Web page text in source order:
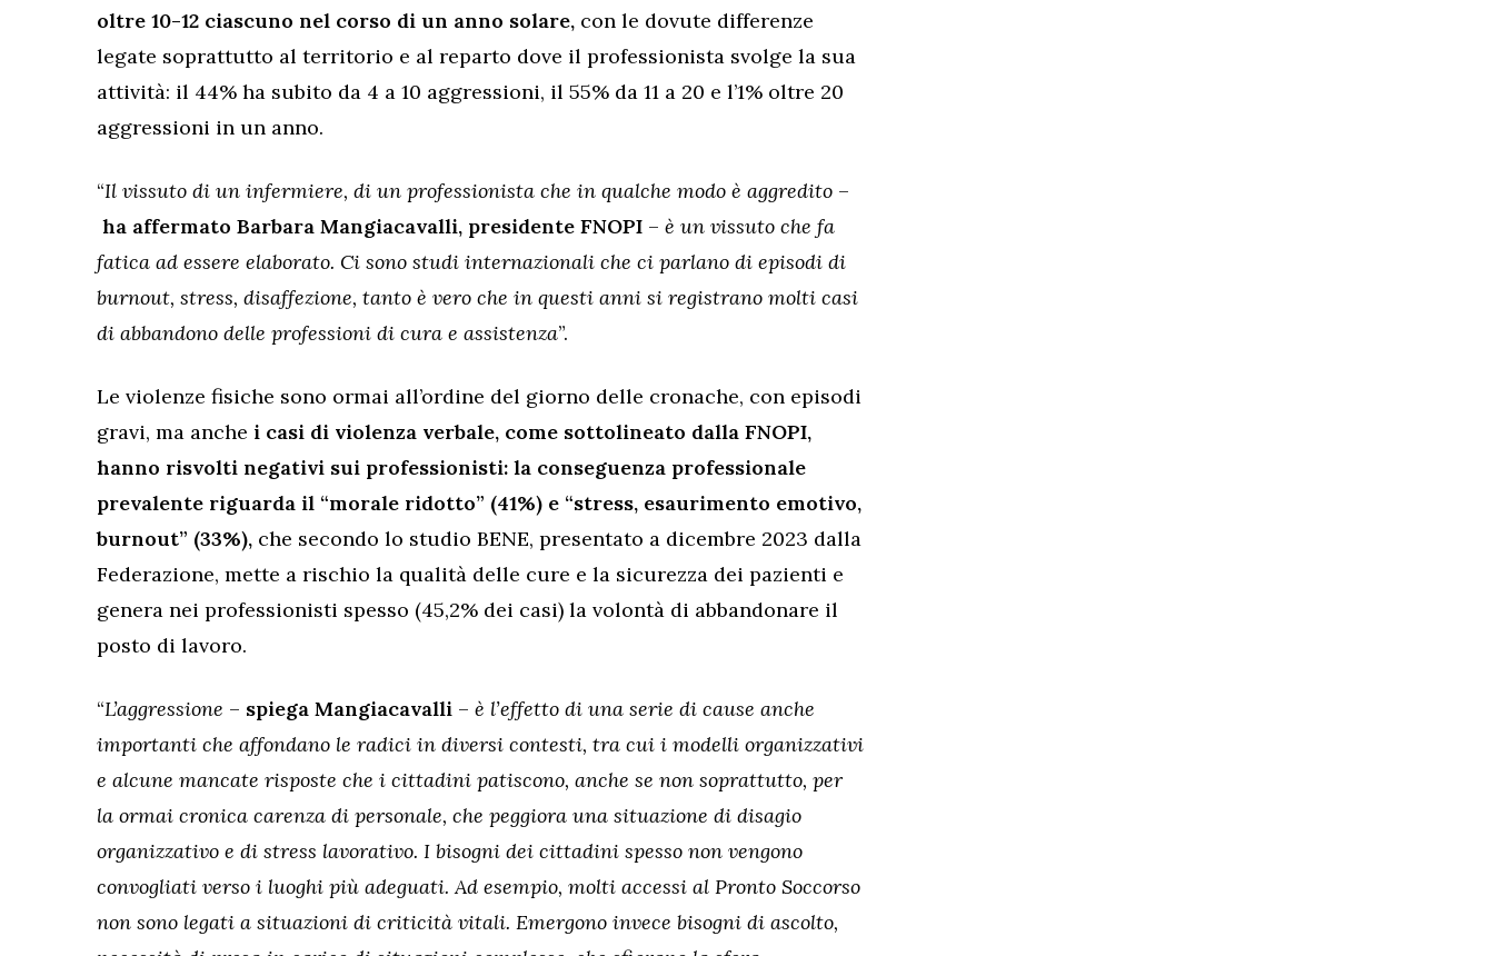
oltre 10-12 ciascuno nel corso di un anno solare, con le dovute differenze
legate soprattutto al territorio e al reparto dove il professionista svolge la sua
attività: il 44% ha subito da 4 a 10 aggressioni, il 55% da 11 a 20 e l’1% oltre 20
aggressioni in un anno.
“Il vissuto di un infermiere, di un professionista che in qualche modo è aggredito –
ha affermato Barbara Mangiacavalli, presidente FNOPI – è un vissuto che fa
fatica ad essere elaborato. Ci sono studi internazionali che ci parlano di episodi di
burnout, stress, disaffezione, tanto è vero che in questi anni si registrano molti casi
di abbandono delle professioni di cura e assistenza”.
Le violenze fisiche sono ormai all’ordine del giorno delle cronache, con episodi
gravi, ma anche i casi di violenza verbale, come sottolineato dalla FNOPI,
hanno risvolti negativi sui professionisti: la conseguenza professionale
prevalente riguarda il “morale ridotto” (41%) e “stress, esaurimento emotivo,
burnout” (33%), che secondo lo studio BENE, presentato a dicembre 2023 dalla
Federazione, mette a rischio la qualità delle cure e la sicurezza dei pazienti e
genera nei professionisti spesso (45,2% dei casi) la volontà di abbandonare il
posto di lavoro.
“L’aggressione – spiega Mangiacavalli – è l’effetto di una serie di cause anche
importanti che affondano le radici in diversi contesti, tra cui i modelli organizzativi
e alcune mancate risposte che i cittadini patiscono, anche se non soprattutto, per
la ormai cronica carenza di personale, che peggiora una situazione di disagio
organizzativo e di stress lavorativo. I bisogni dei cittadini spesso non vengono
convogliati verso i luoghi più adeguati. Ad esempio, molti accessi al Pronto Soccorso
non sono legati a situazioni di criticità vitali. Emergono invece bisogni di ascolto,